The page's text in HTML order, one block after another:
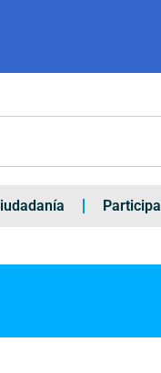
Participa